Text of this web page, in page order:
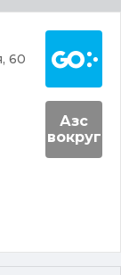
60
Азс
вокруг